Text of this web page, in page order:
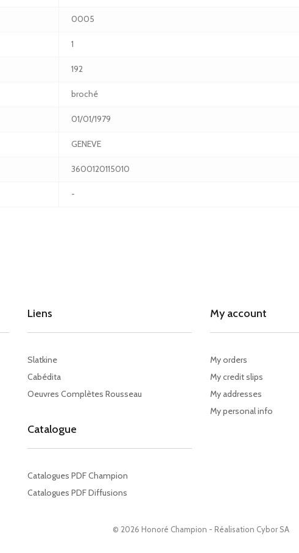
0005
1
192
broché
01/01/1979
GENEVE
3600120115010
-
© 2026 Honoré Champion - Réalisation Cybor SA
Liens
Slatkine
Cabédita
Oeuvres Complètes Rousseau
Catalogue
Catalogues PDF Champion
Catalogues PDF Diffusions
My account
My orders
My credit slips
My addresses
My personal info